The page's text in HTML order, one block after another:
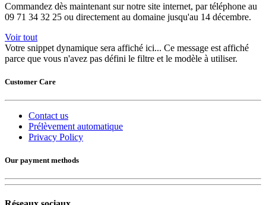
Commandez dès maintenant sur notre site internet, par téléphone au
09 71 34 32 25 ou directement au domaine jusqu'au 14 décembre.
Voir tout
Votre snippet dynamique sera affiché ici... Ce message est affiché
parce que vous n'avez pas défini le filtre et le modèle à utiliser.
Customer Care
Contact us
Prélèvement automatique
Privacy Policy
Our payment methods